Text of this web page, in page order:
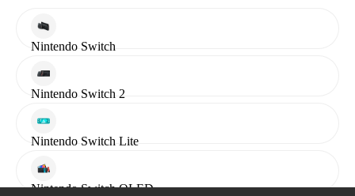
Nintendo Switch
Nintendo Switch 2
Nintendo Switch Lite
Nintendo Switch OLED